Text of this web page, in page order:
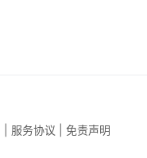
服务协议 免责声明